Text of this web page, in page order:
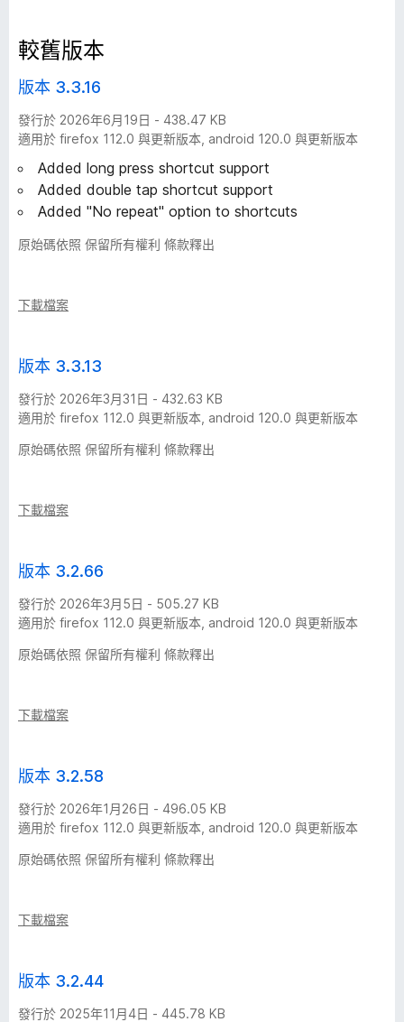
控
制
版
本
紀
-
2
5
個
本
較舊版本
版本 3.3.16
發行於 2026年6月19日 - 438.47 KB
適用於 firefox 112.0 與更新版本, android 120.0 與更新版本
Added long press shortcut support
Added double tap shortcut support
Added "No repeat" option to shortcuts
原始碼依照 保留所有權利 條款釋出
下載檔案
版本 3.3.13
發行於 2026年3月31日 - 432.63 KB
適用於 firefox 112.0 與更新版本, android 120.0 與更新版本
原始碼依照 保留所有權利 條款釋出
下載檔案
版本 3.2.66
發行於 2026年3月5日 - 505.27 KB
適用於 firefox 112.0 與更新版本, android 120.0 與更新版本
原始碼依照 保留所有權利 條款釋出
下載檔案
版本 3.2.58
發行於 2026年1月26日 - 496.05 KB
適用於 firefox 112.0 與更新版本, android 120.0 與更新版本
原始碼依照 保留所有權利 條款釋出
下載檔案
版本 3.2.44
發行於 2025年11月4日 - 445.78 KB